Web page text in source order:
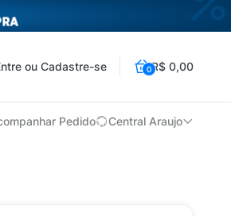
ou Cadastre-se 0R$ 0,00
Pedido Central Araujo